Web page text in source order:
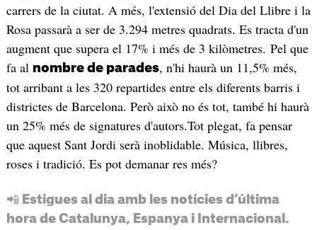
carrers de la ciutat. A més, l'extensió del Dia del Llibre i la
Rosa passarà a ser de 3.294 metres quadrats. Es tracta d'un
augment que supera el 17% i més de 3 kilòmetres. Pel que
fa al nombre de parades, n'hi haurà un 11,5% més,
tot arribant a les 320 repartides entre els diferents barris i
districtes de Barcelona. Però això no és tot, també hi haurà
un 25% més de signatures d'autors.Tot plegat, fa pensar
que aquest Sant Jordi serà inoblidable. Música, llibres,
roses i tradició. Es pot demanar res més?
📲 Estigues al dia amb les notícies d’última
hora de Catalunya, Espanya i Internacional.